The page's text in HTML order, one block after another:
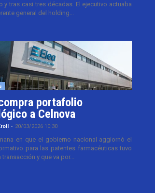
y tras casi tres décadas. El ejecutivo actuaba
general del holding...
portafolio
a Celnova
- 20/03/2026 10:30
en que el gobierno nacional aggiornó el
para las patentes farmacéuticas tuvo
transacción y que va por...